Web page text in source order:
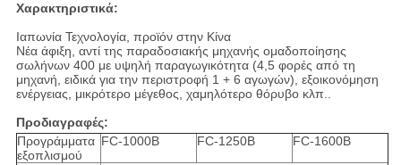
Χαρακτηριστικά:
Ιαπωνία Τεχνολογία, προϊόν στην Κίνα
Νέα άφιξη, αντί της παραδοσιακής μηχανής ομαδοποίησης
σωλήνων 400 με υψηλή παραγωγικότητα (4,5 φορές από τη
μηχανή, ειδικά για την περιστροφή 1 + 6 αγωγών), εξοικονόμηση
ενέργειας, μικρότερο μέγεθος, χαμηλότερο θόρυβο κλπ..
Προδιαγραφές:
Προγράμματα
εξοπλισμού
FC-1000B FC-1250B FC-1600B